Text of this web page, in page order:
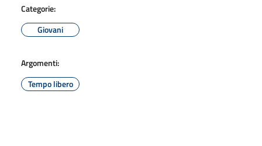
Categorie:
Giovani
Argomenti:
Tempo libero